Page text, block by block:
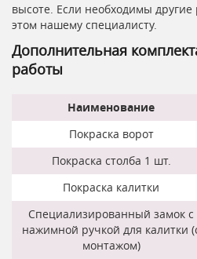
высоте. Если необходимы
этом нашему специалисту.
Дополнительная
работы
Наименование
Покраска ворот
Покраска столба 1 шт.
Покраска калитки
Специализированный замок с
нажимной ручкой для калитки
монтажом)